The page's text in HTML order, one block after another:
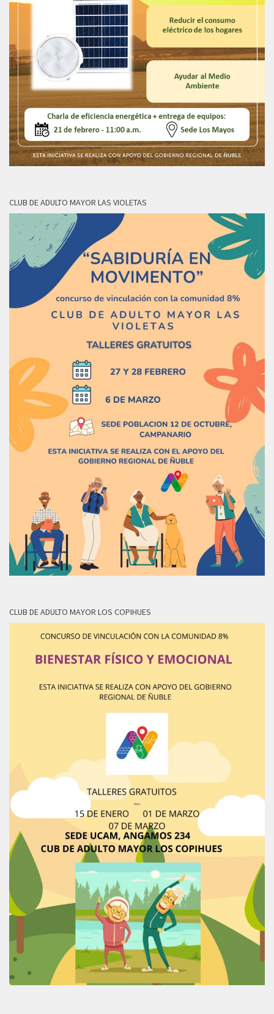
CLUB DE ADULTO MAYOR LAS VIOLETAS
CLUB DE ADULTO MAYOR LOS COPIHUES